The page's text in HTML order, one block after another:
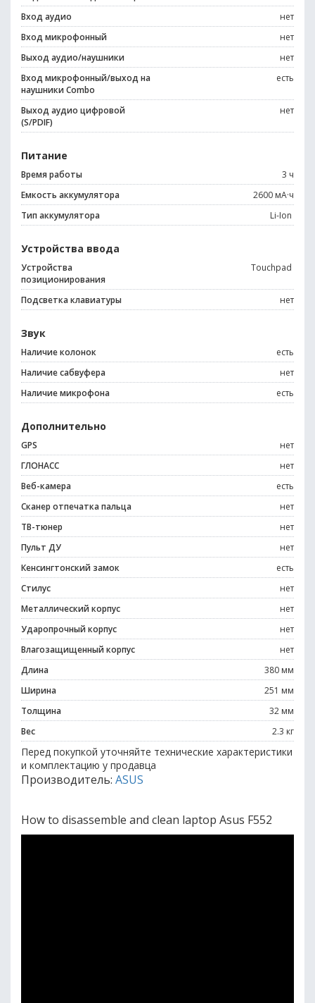
Вход аудио
нет
Вход микрофонный
нет
Выход аудио/наушники
нет
Вход микрофонный/выход на
наушники Combo
есть
Выход аудио цифровой
(S/PDIF)
нет
Питание
Время работы
3 ч
Емкость аккумулятора
2600 мА·ч
Тип аккумулятора
Li-Ion
Устройства ввода
Устройства
позиционирования
Touchpad
Подсветка клавиатуры нет
Звук
Наличие колонок
есть
Наличие сабвуфера
нет
Наличие микрофона
есть
Дополнительно
GPS
нет
ГЛОНАСС
нет
Веб-камера
есть
Сканер отпечатка пальца
нет
ТВ-тюнер
нет
Пульт ДУ
нет
Кенсингтонский замок
есть
Стилус
нет
Металлический корпус
нет
Ударопрочный корпус
нет
Влагозащищенный корпус
нет
Длина
380 мм
Ширина
251 мм
Толщина
32 мм
Вес
2.3 кг
Перед покупкой уточняйте технические характеристики
и комплектацию у продавца
Производитель: ASUS
How to disassemble and clean laptop Asus F552